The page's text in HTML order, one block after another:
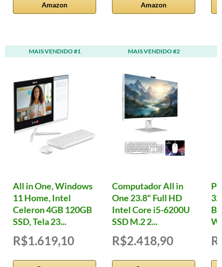
Amazon
Amazon
MAIS VENDIDO #1
All in One, Windows
11 Home, Intel
Celeron 4GB 120GB
SSD, Tela 23...
R$1.619,10
MAIS VENDIDO #2
Computador All in
One 23.8" Full HD
Intel Core i5-6200U
SSD M.2 2...
R$2.418,90